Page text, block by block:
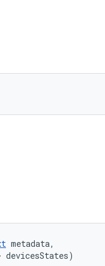
metadata,
devicesStates)